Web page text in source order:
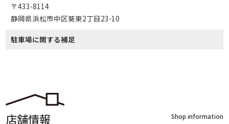
〒433-8114
静岡県浜松市中区葵東2丁目23-10
駐車場に関する補足
店舗情報 Shop information